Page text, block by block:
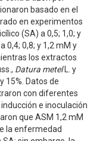
basado en el
en experimentos
(SA) a 0,5; 1,0; y
0,4; 0,8; y 1,2 mM y
los extractos
Datura metelL. y
15%. Datos de
con diferentes
e inoculación
que ASM 1,2 mM
la enfermedad